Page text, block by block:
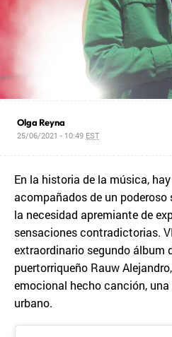
Olga Reyna
25/06/2021 - 10:49 EST
En la historia de la música,
acompañados de un
la necesidad apremiante de
sensaciones contradictorias.
extraordinario segundo álbum
puertorriqueño Rauw
emocional hecho canción,
urbano.